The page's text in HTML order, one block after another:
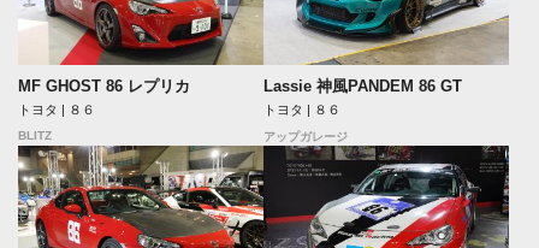
MF GHOST 86 レプリカ
トヨタ | ８６
BLITZ
Lassie 神風PANDEM 86 GT
トヨタ | ８６
アップガレージ